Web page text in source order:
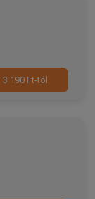
3 190 Ft-tól